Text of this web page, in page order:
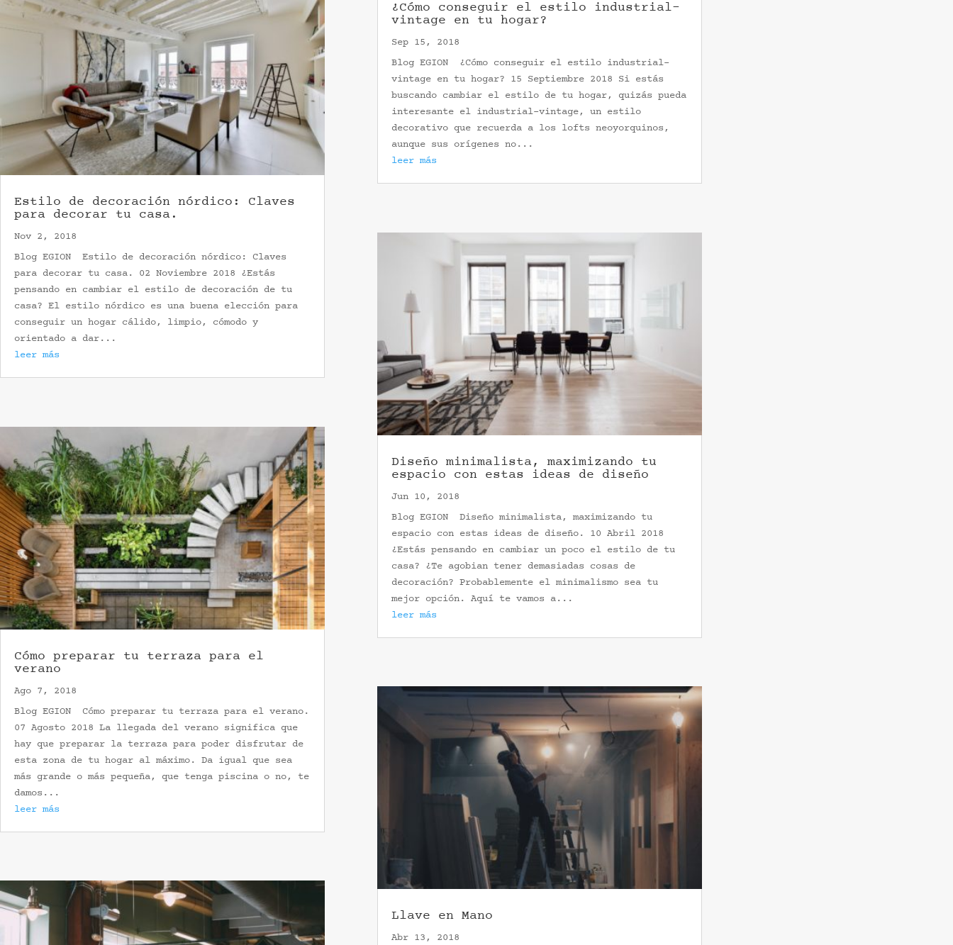
Estilo de decoración nórdico: Claves
para decorar tu casa.
Nov 2, 2018
Blog EGION Estilo de decoración nórdico: Claves
para decorar tu casa. 02 Noviembre 2018 ¿Estás
pensando en cambiar el estilo de decoración de tu
casa? El estilo nórdico es una buena elección para
conseguir un hogar cálido, limpio, cómodo y
orientado a dar...
leer más
Cómo preparar tu terraza para el
verano
Ago 7, 2018
Blog EGION Cómo preparar tu terraza para el verano.
07 Agosto 2018 La llegada del verano significa que
hay que preparar la terraza para poder disfrutar de
esta zona de tu hogar al máximo. Da igual que sea
más grande o más pequeña, que tenga piscina o no, te
damos...
leer más
¿Cómo conseguir el estilo industrial-
vintage en tu hogar?
Sep 15, 2018
Blog EGION ¿Cómo conseguir el estilo industrial-
vintage en tu hogar? 15 Septiembre 2018 Si estás
buscando cambiar el estilo de tu hogar, quizás pueda
interesante el industrial-vintage, un estilo
decorativo que recuerda a los lofts neoyorquinos,
aunque sus orígenes no...
leer más
Diseño minimalista, maximizando tu
espacio con estas ideas de diseño
Jun 10, 2018
Blog EGION Diseño minimalista, maximizando tu
espacio con estas ideas de diseño. 10 Abril 2018
¿Estás pensando en cambiar un poco el estilo de tu
casa? ¿Te agobian tener demasiadas cosas de
decoración? Probablemente el minimalismo sea tu
mejor opción. Aquí te vamos a...
leer más
Llave en Mano
Abr 13, 2018